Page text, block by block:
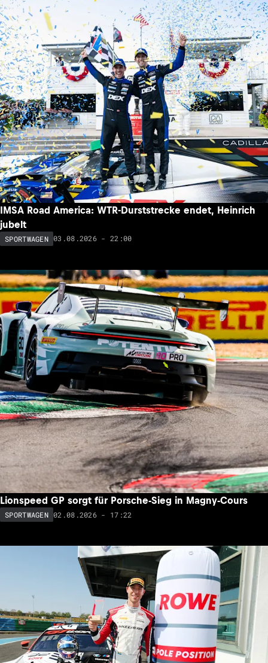
IMSA Road America: WTR-Durststrecke endet, Heinrich
jubelt
SPORTWAGEN 03.08.2026 - 22:00
Lionspeed GP sorgt für Porsche-Sieg in Magny-Cours
SPORTWAGEN 02.08.2026 - 17:22